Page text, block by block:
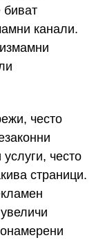
биват
канали.
често
често
страници.